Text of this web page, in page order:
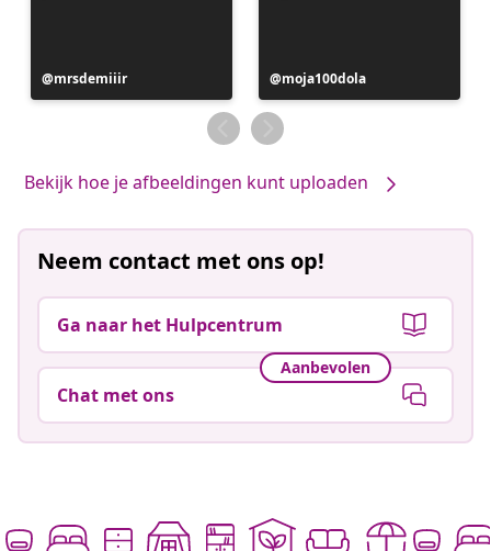
Bericht
gepubliceerd
mrsdemiiir
Bericht
gepubliceerd
door
moja100dola
Bekijk hoe je afbeeldingen kunt uploaden
Neem contact met ons op!
Ga naar het Hulpcentrum
Aanbevolen
Chat met ons